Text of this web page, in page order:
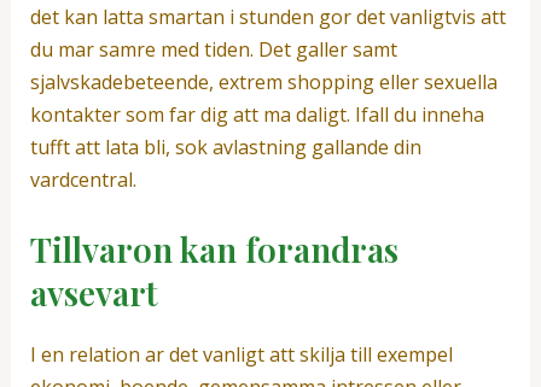
det kan latta smartan i stunden gor det vanligtvis att
du mar samre med tiden. Det galler samt
sjalvskadebeteende, extrem shopping eller sexuella
kontakter som far dig att ma daligt. Ifall du inneha
tufft att lata bli, sok avlastning gallande din
vardcentral.
Tillvaron kan forandras
avsevart
I en relation ar det vanligt att skilja till exempel